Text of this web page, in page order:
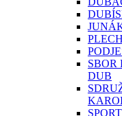
SBOR
DUB